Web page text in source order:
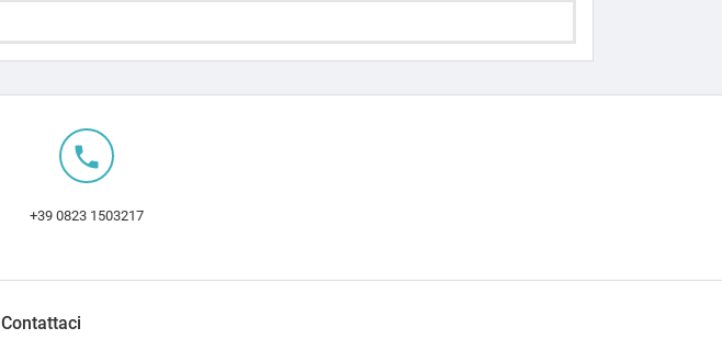
local_phone
+39 0823 1503217
Contattaci